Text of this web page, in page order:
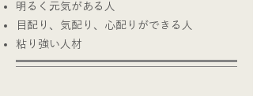
明るく元気がある人
目配り、気配り、心配りができる人
​粘り強い人材